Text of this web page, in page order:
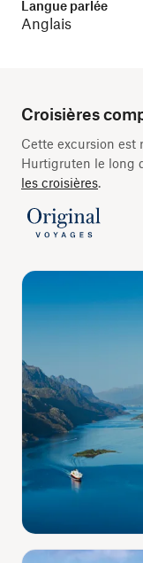
Langue parlée
Anglais
Croisières
Cette excursion est
Hurtigruten le long
les croisières.